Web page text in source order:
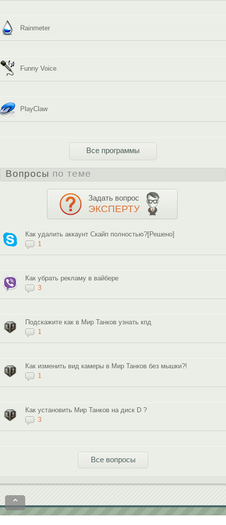
Rainmeter
Funny Voice
PlayClaw
Все программы
Вопросы по теме
Задать вопрос
ЭКСПЕРТУ
Как удалить аккаунт Скайп полностью?[Решено]
1
Как убрать рекламу в вайбере
3
Подскажите как в Мир Танков узнать кпд
1
Как изменить вид камеры в Мир Танков без мышки?!
1
Как установить Мир Танков на диск D ?
3
Все вопросы
⌃